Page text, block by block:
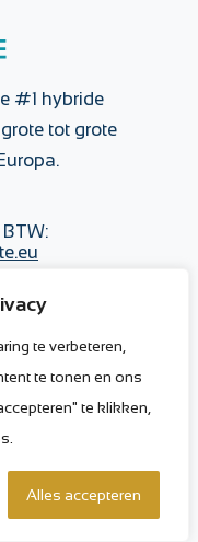
te verbeteren,
te tonen en ons
te klikken,
Alles accepteren
#1 hybride
tot grote